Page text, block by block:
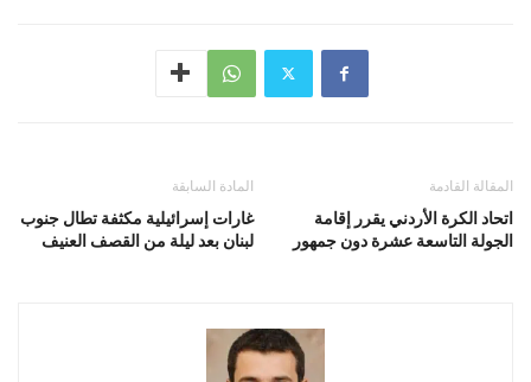
المادة السابقة
غارات إسرائيلية مكثفة تطال جنوب
لبنان بعد ليلة من القصف العنيف
المقالة القادمة
اتحاد الكرة الأردني يقرر إقامة
الجولة التاسعة عشرة دون جمهور